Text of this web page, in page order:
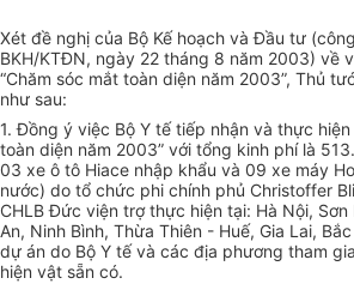
Xét đề nghị của Bộ Kế hoạch và Đầu tư
BKH/KTĐN, ngày 22 tháng 8 năm 2003) về
“Chăm sóc mắt toàn diện năm 2003”, Thủ
như sau:
1. Đồng ý việc Bộ Y tế tiếp nhận và thực
toàn diện năm 2003” với tổng kinh phí là
03 xe ô tô Hiace nhập khẩu và 09 xe máy
nước) do tổ chức phi chính phủ Christoffer
CHLB Đức viện trợ thực hiện tại: Hà Nội, Sơn
An, Ninh Bình, Thừa Thiên - Huế, Gia Lai,
dự án do Bộ Y tế và các địa phương tham
hiện vật sẵn có.